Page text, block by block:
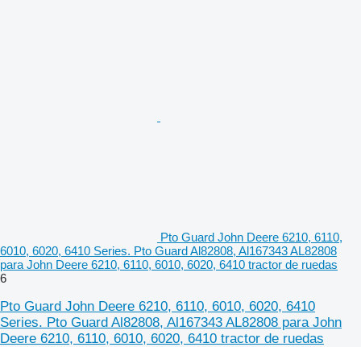
Pto Guard John Deere 6210, 6110,
6010, 6020, 6410 Series. Pto Guard Al82808, Al167343 AL82808
para John Deere 6210, 6110, 6010, 6020, 6410 tractor de ruedas
6
Pto Guard John Deere 6210, 6110, 6010, 6020, 6410
Series. Pto Guard Al82808, Al167343 AL82808 para John
Deere 6210, 6110, 6010, 6020, 6410 tractor de ruedas